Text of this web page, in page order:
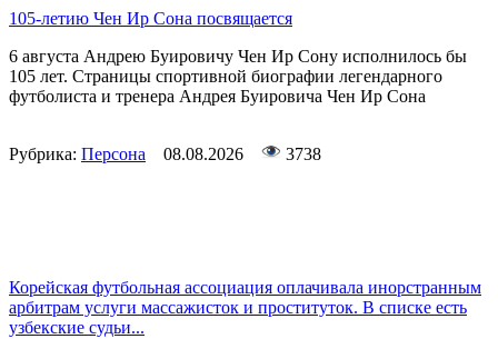
105-летию Чен Ир Сона посвящается
6 августа Андрею Буировичу Чен Ир Сону исполнилось бы
105 лет. Страницы спортивной биографии легендарного
футболиста и тренера Андрея Буировича Чен Ир Сона
Рубрика: Персона 08.08.2026 3738
Корейская футбольная ассоциация оплачивала инорстранным
арбитрам услуги массажисток и проституток. В списке есть
узбекские судьи...